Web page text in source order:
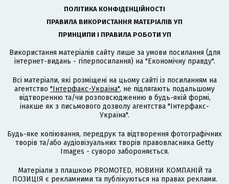
ПОЛІТИКА КОНФІДЕНЦІЙНОСТІ
ПРАВИЛА ВИКОРИСТАННЯ МАТЕРІАЛІВ УП
ПРИНЦИПИ І ПРАВИЛА РОБОТИ УП
Використання матеріалів сайту лише за умови посилання (для
інтернет-видань - гіперпосилання) на "Економічну правду".
Всі матеріали, які розміщені на цьому сайті із посиланням на
агентство "Інтерфакс-Україна", не підлягають подальшому
відтворенню та/чи розповсюдженню в будь-якій формі,
інакше як з письмового дозволу агентства "Інтерфакс-
Україна".
Будь-яке копіювання, передрук та відтворення фотографічних
творів та/або аудіовізуальних творів правовласника Getty
Images - суворо забороняється.
Матеріали з плашкою PROMOTED, НОВИНИ КОМПАНІЙ та
ПОЗИЦІЯ є рекламними та публікуються на правах реклами.